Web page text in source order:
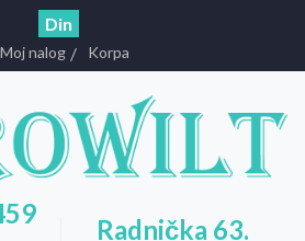
Din
Moj nalog Korpa
Radnička 63.